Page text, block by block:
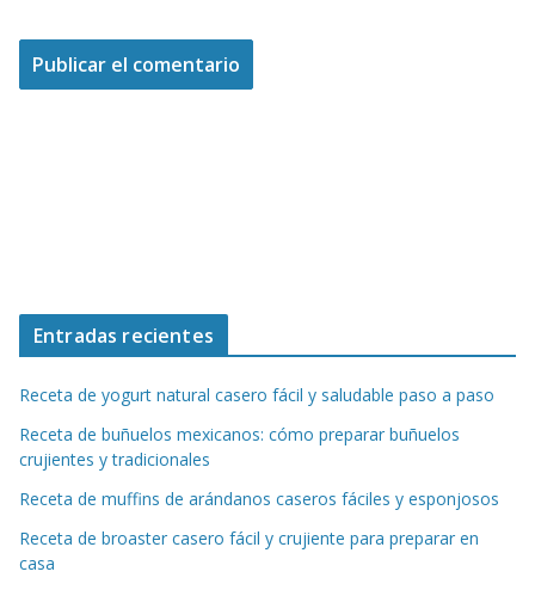
Entradas recientes
Receta de yogurt natural casero fácil y saludable paso a paso
Receta de buñuelos mexicanos: cómo preparar buñuelos
crujientes y tradicionales
Receta de muffins de arándanos caseros fáciles y esponjosos
Receta de broaster casero fácil y crujiente para preparar en
casa